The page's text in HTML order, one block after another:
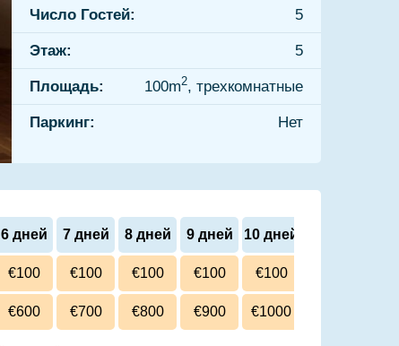
Число Гостей: 5
Этаж: 5
Площадь: 100m2, трехкомнатные
Паркинг: Нет
6 дней 7 дней 8 дней 9 дней 10 дней
€100 €100 €100 €100 €100
€600 €700 €800 €900 €1000